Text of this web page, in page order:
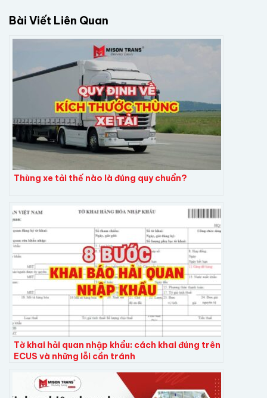
Bài Viết Liên Quan
Thùng xe tải thế nào là đúng quy chuẩn?
Tờ khai hải quan nhập khẩu: cách khai đúng trên
ECUS và những lỗi cần tránh